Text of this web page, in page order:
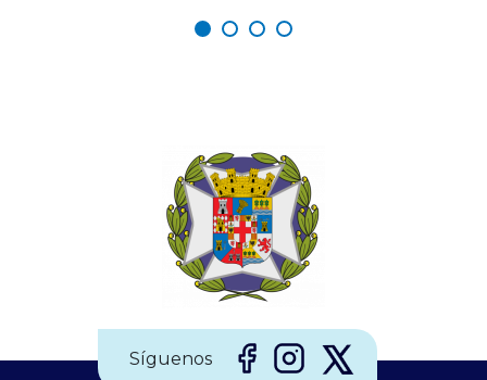
estos eventos será fascinante, pero la seguridad visual
(CGE), junto a la Sociedad Española de Enfermería
Oftalmológica (SEEOF) y el Hospital Ramón y Cajal de
Madrid, han puesto en marcha diferentes materiales
Síguenos